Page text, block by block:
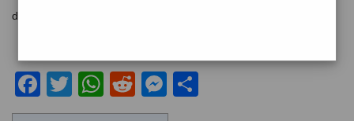
di
F
a
T
wi
W
h
R
e
M
e